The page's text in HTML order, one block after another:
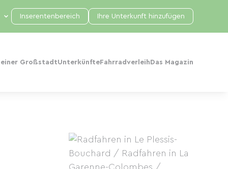
einer GroßstadtUnterkünfte Fahrradverleih Das Magazin
Inserentenbereich Ihre Unterkunft hinzufügen